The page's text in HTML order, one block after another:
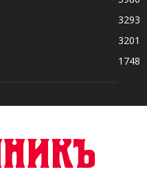
3293
3201
1748